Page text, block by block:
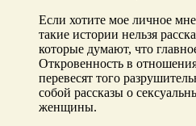
Если хотите мое личное
такие истории нельзя
которые думают, что
Откровенность в
перевесят того
собой рассказы о
женщины.